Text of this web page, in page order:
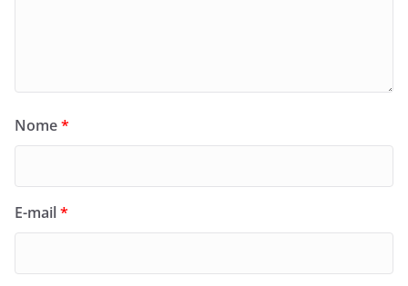
Nome*
E-mail*